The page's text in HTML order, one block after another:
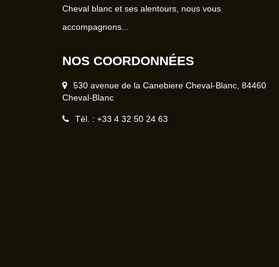
Cheval blanc et ses alentours, nous vous
accompagnons...
NOS COORDONNÉES
530 avenue de la Canebiere Cheval-Blanc, 84460
Cheval-Blanc
Tél. : +33 4 32 50 24 63